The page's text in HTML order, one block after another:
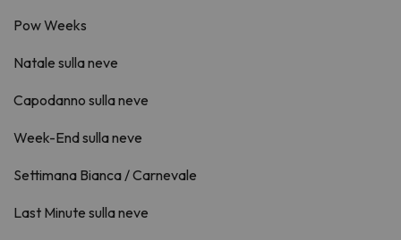
Pow Weeks
Natale sulla neve
Capodanno sulla neve
Week-End sulla neve
Settimana Bianca / Carnevale
Last Minute sulla neve